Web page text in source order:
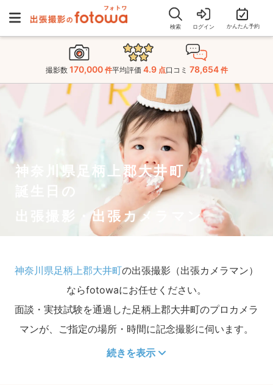
検索 ログイン かんたん予約
撮影数 170,000 件平均評価 4.9 点口コミ 78,654 件
神奈川県足柄上郡大井町
誕生日の
出張撮影・出張カメラマン
神奈川県足柄上郡大井町の出張撮影（出張カメラマン）
ならfotowaにお任せください。
面談・実技試験を通過した足柄上郡大井町のプロカメラ
マンが、ご指定の場所・時間に記念撮影に伺います。
続きを表示